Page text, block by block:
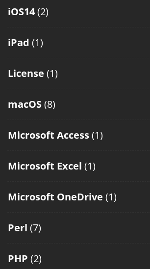
iOS14(2)
iPad (1)
License (1)
macOS(8)
Microsoft Access(1)
Microsoft Excel (1)
Microsoft OneDrive (1)
Perl (7)
PHP (2)